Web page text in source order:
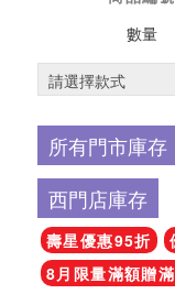
數量
所有門市庫存
西門店庫存
壽星優惠95折
8月限量滿額贈